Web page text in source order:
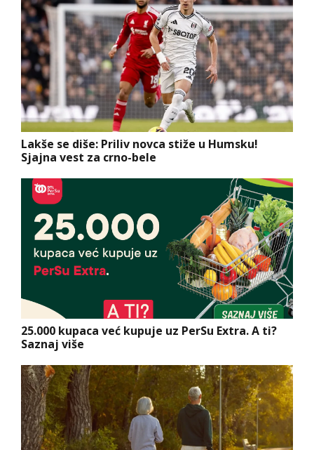
Lakše se diše: Priliv novca stiže u Humsku!
Sjajna vest za crno-bele
25.000 kupaca već kupuje uz PerSu Extra. A ti?
Saznaj više